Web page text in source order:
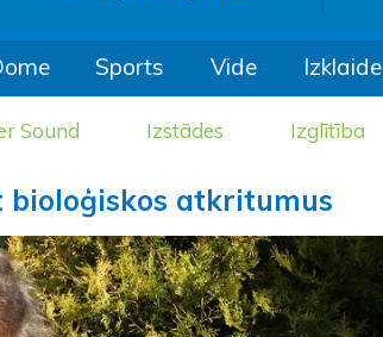
Sports Vide Izklaide
Sound Izstādes Izglītība
bioloģiskos atkritumus